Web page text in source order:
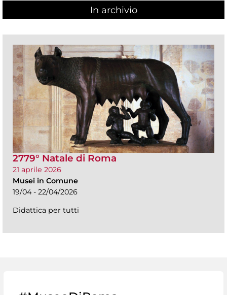
In archivio
2779° Natale di Roma
21 aprile 2026
Musei in Comune
19/04 - 22/04/2026
Didattica per tutti